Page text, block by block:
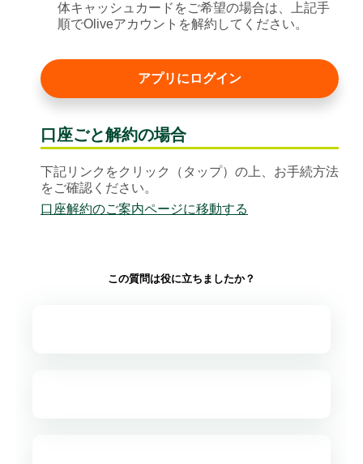
体キャッシュカードをご希望の場合は、上記手
順でOliveアカウントを解約してください。
アプリにログイン
口座ごと解約の場合
下記リンクをクリック（タップ）の上、お手続方法
をご確認ください。
口座解約のご案内ページに移動する
この質問は役に立ちましたか？